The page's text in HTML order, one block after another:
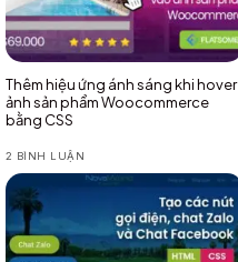
Thêm hiệu ứng ánh sáng khi hover
ảnh sản phẩm Woocommerce
bằng CSS
2 BÌNH LUẬN